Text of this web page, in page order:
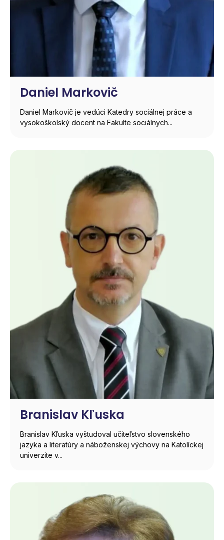
Daniel Markovič
Daniel Markovič je vedúci Katedry sociálnej práce a
vysokoškolský docent na Fakulte sociálnych...
Branislav Kľuska
Branislav Kľuska vyštudoval učiteľstvo slovenského
jazyka a literatúry a náboženskej výchovy na Katolíckej
univerzite v...